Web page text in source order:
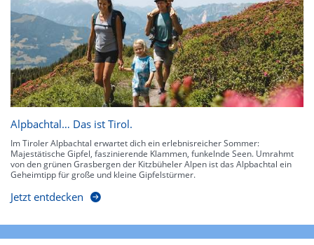
Alpbachtal… Das ist Tirol.
Im Tiroler Alpbachtal erwartet dich ein erlebnisreicher Sommer:
Majestätische Gipfel, faszinierende Klammen, funkelnde Seen. Umrahmt
von den grünen Grasbergen der Kitzbüheler Alpen ist das Alpbachtal ein
Geheimtipp für große und kleine Gipfelstürmer.
Jetzt entdecken